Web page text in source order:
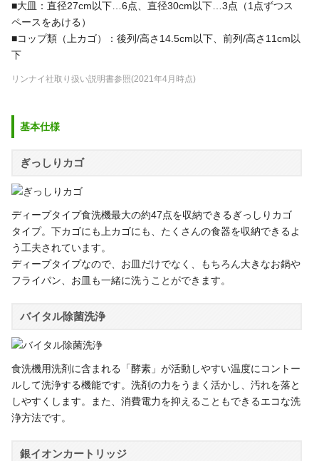
■大皿：直径27cm以下…6点、直径30cm以下…3点（1点ずつス
ペースをあける）
■コップ類（上カゴ）：後列/高さ14.5cm以下、前列/高さ11cm以
下
リンナイ社取り扱い説明書参照(2021年4月時点)
基本仕様
ぎっしりカゴ
ディープタイプ食洗機最大の約47点を収納できるぎっしりカゴ
タイプ。下カゴにも上カゴにも、たくさんの食器を収納できるよ
う工夫されています。
ディープタイプなので、お皿だけでなく、もちろん大きなお鍋や
フライパン、お皿も一緒に洗うことができます。
バイタル除菌洗浄
食洗機用洗剤に含まれる「酵素」が活動しやすい温度にコントー
ルして洗浄する機能です。洗剤の力をうまく活かし、汚れを落と
しやすくします。また、消費電力を抑えることもできるエコな洗
浄方法です。
銀イオンカートリッジ